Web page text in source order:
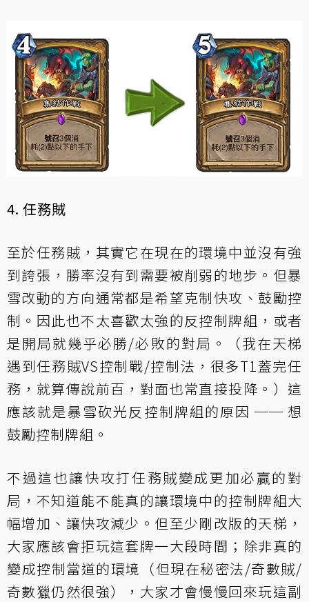
4. 任務賊
至於任務賊，其實它在現在的環境中並沒有強
到誇張，勝率沒有到需要被削弱的地步。但暴
雪改動的方向通常都是希望克制快攻、鼓勵控
制。因此也不太喜歡太強的反控制牌組，或者
是開局就幾乎必勝/必敗的對局。（我在天梯
遇到任務賊VS控制戰/控制法，很多T1蓋完任
務，就算傳說前百，對面也常直接投降。）這
應該就是暴雪砍光反控制牌組的原因 ── 想
鼓勵控制牌組。
不過這也讓快攻打任務賊變成更加必贏的對
局，不知道能不能真的讓環境中的控制牌組大
幅增加、讓快攻減少。但至少剛改版的天梯，
大家應該會拒玩這套牌一大段時間；除非真的
變成控制當道的環境（但現在秘密法/奇數賊/
奇數獵仍然很強），大家才會慢慢回來玩這副